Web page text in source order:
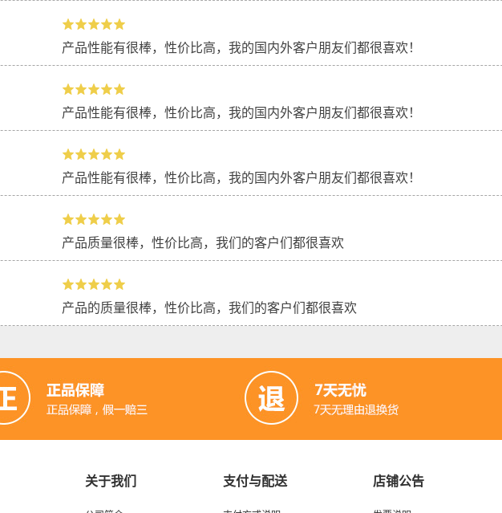
产品性能有很棒，性价比高，我的国内外客户朋友们都很喜欢！
产品性能有很棒，性价比高，我的国内外客户朋友们都很喜欢！
产品性能有很棒，性价比高，我的国内外客户朋友们都很喜欢！
产品质量很棒，性价比高，我们的客户们都很喜欢
产品的质量很棒，性价比高，我们的客户们都很喜欢
关于我们 支付与配送 店铺公告